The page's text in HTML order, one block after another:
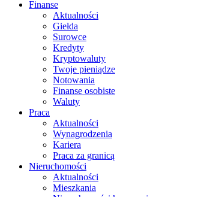
Finanse
Aktualności
Giełda
Surowce
Kredyty
Kryptowaluty
Twoje pieniądze
Notowania
Finanse osobiste
Waluty
Praca
Aktualności
Wynagrodzenia
Kariera
Praca za granicą
Nieruchomości
Aktualności
Mieszkania